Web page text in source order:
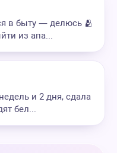
в быту — делюсь 🫂
из апа...
и 2 дня, сдала
бел...